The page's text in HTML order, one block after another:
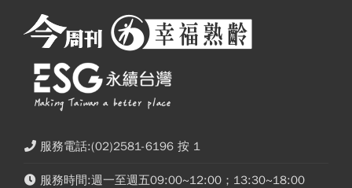
服務電話:(02)2581-6196 按 1
服務時間:週一至週五09:00~12:00；13:30~18:00